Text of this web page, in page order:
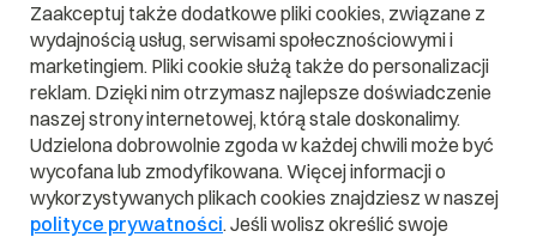
Domena .gmina.pl
Domena .gmina.pl
.gmina.pl
Zaakceptuj także dodatkowe pliki cookies, związane z
wydajnością usług, serwisami społecznościowymi i
marketingiem. Pliki cookie służą także do personalizacji
reklam. Dzięki nim otrzymasz najlepsze doświadczenie
naszej strony internetowej, którą stale doskonalimy.
Udzielona dobrowolnie zgoda w każdej chwili może być
wycofana lub zmodyfikowana. Więcej informacji o
wykorzystywanych plikach cookies znajdziesz w naszej
polityce prywatności. Jeśli wolisz określić swoje